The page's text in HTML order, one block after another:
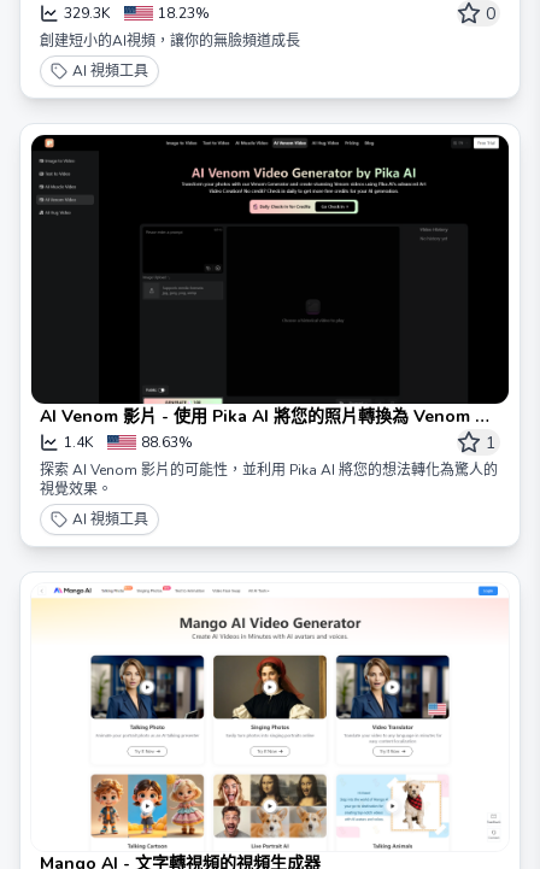
329.3K 18.23% 0
創建短小的AI視頻，讓你的無臉頻道成長
AI 視頻工具
AI Venom 影片 - 使用 Pika AI 將您的照片轉換為 Venom 影
片 1.4K 88.63% 1
探索 AI Venom 影片的可能性，並利用 Pika AI 將您的想法轉化為驚人的
視覺效果。
AI 視頻工具
Mango AI - 文字轉視頻的視頻生成器